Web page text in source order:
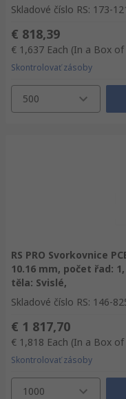
Skladové číslo RS: 173-
€ 818,39
€ 1,637 Each (In a Box
Skontrolovať zásoby
500
RS PRO Svorkovnice
10.16 mm, počet řad:
těla: Svislé,
Skladové číslo RS: 146-
€ 1 817,70
€ 1,818 Each (In a Box
Skontrolovať zásoby
1000